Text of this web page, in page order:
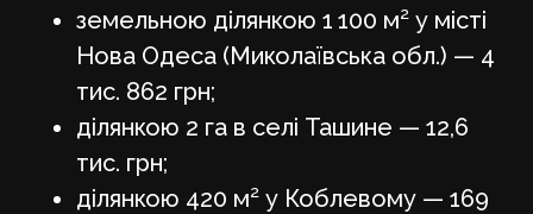
земельною ділянкою 1 100 м² у місті
Нова Одеса (Миколаївська обл.) — 4
тис. 862 грн;
ділянкою 2 га в селі Ташине — 12,6
тис. грн;
ділянкою 420 м² у Коблевому — 169